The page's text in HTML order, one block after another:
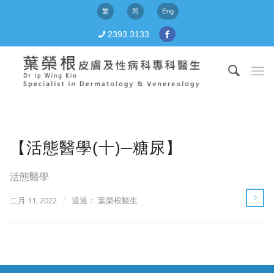
繁 简 Eng
2393 3133
【活態醫學(十)─糖尿】
活態醫學
二月 11, 2022 / 通過： 葉榮根醫生